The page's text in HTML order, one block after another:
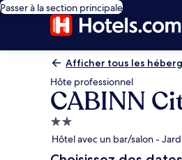
Passer à la section principale
Afficher tous les
Hôte professionnel
CABINN
Hébergement
2.0 étoiles
Hôtel avec un bar/salon -